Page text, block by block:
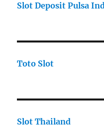
Slot Deposit Pulsa
Toto Slot
Slot Thailand